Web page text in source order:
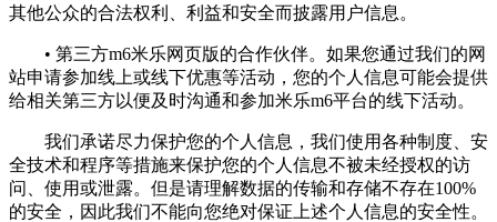
其他公众的合法权利、利益和安全而披露用户信息。
• 第三方m6米乐网页版的合作伙伴。如果您通过我们的网
站申请参加线上或线下优惠等活动，您的个人信息可能会提供
给相关第三方以便及时沟通和参加米乐m6平台的线下活动。
我们承诺尽力保护您的个人信息，我们使用各种制度、安
全技术和程序等措施来保护您的个人信息不被未经授权的访
问、使用或泄露。但是请理解数据的传输和存储不存在100%
的安全，因此我们不能向您绝对保证上述个人信息的安全性。